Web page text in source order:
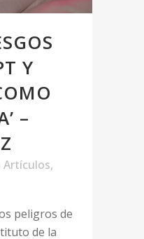
Y
–
Artículos,
peligros de
de la